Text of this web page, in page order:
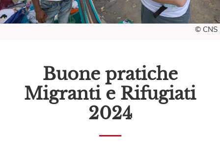
© CNS
Buone pratiche
Migranti e Rifugiati
2024